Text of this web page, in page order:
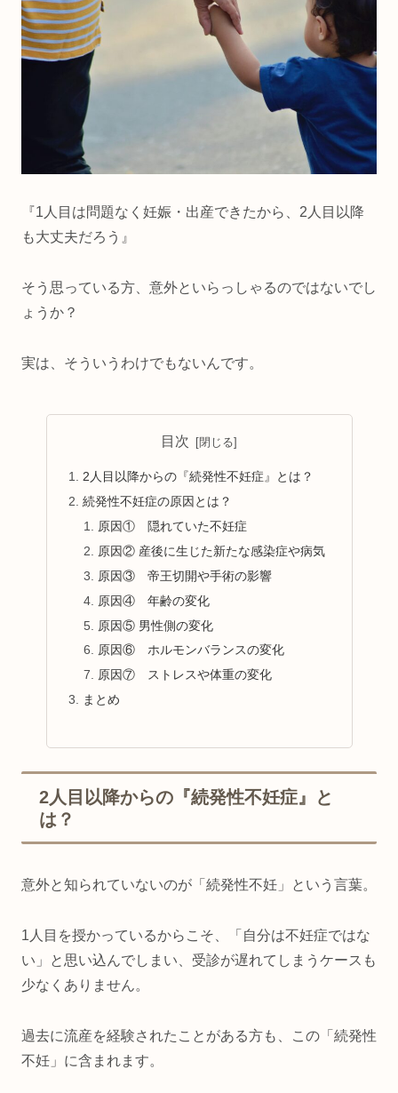
『1人目は問題なく妊娠・出産できたから、2人目以降
も大丈夫だろう』
そう思っている方、意外といらっしゃるのではないでし
ょうか？
実は、そういうわけでもないんです。
目次
2人目以降からの『続発性不妊症』とは？
続発性不妊症の原因とは？
原因① 隠れていた不妊症
原因② 産後に生じた新たな感染症や病気
原因③ 帝王切開や手術の影響
原因④ 年齢の変化
原因⑤ 男性側の変化
原因⑥ ホルモンバランスの変化
原因⑦ ストレスや体重の変化
まとめ
2人目以降からの『続発性不妊症』と
は？
意外と知られていないのが「続発性不妊」という言葉。
1人目を授かっているからこそ、「自分は不妊症ではな
い」と思い込んでしまい、受診が遅れてしまうケースも
少なくありません。
過去に流産を経験されたことがある方も、この「続発性
不妊」に含まれます。